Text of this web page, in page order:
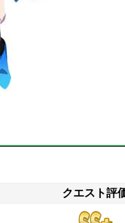
クエスト評